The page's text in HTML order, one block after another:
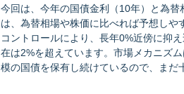
今回は、今年の国債金利（10年）と為替相場（ドル
は、為替相場や株価に比べれば予想し
コントロールにより、長年0%近傍に抑
在は2%を超えています。市場メカニズ
模の国債を保有し続けているので、まだ十分とは言え
長率」の予想値、「物価上昇率」の予